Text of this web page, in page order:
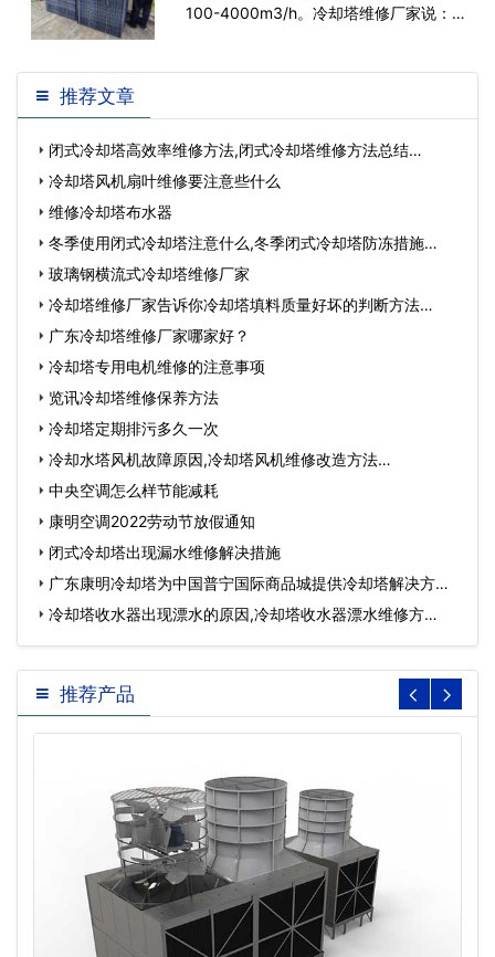
100-4000m3/h。冷却塔维修厂家说：
推荐文章
闭式冷却塔高效率维修方法,闭式冷却塔维修方法总结…
冷却塔风机扇叶维修要注意些什么
维修冷却塔布水器
冬季使用闭式冷却塔注意什么,冬季闭式冷却塔防冻措施…
玻璃钢横流式冷却塔维修厂家
冷却塔维修厂家告诉你冷却塔填料质量好坏的判断方法…
广东冷却塔维修厂家哪家好？
冷却塔专用电机维修的注意事项
览讯冷却塔维修保养方法
冷却塔定期排污多久一次
冷却水塔风机故障原因,冷却塔风机维修改造方法…
中央空调怎么样节能减耗
康明空调2022劳动节放假通知
闭式冷却塔出现漏水维修解决措施
广东康明冷却塔为中国普宁国际商品城提供冷却塔解决方
案…冷却塔收水器出现漂水的原因,冷却塔收水器漂水维修方
法？…
推荐产品